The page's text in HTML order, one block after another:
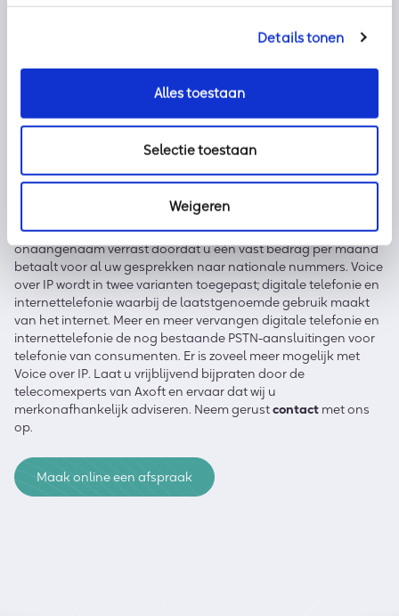
Details tonen
Alles toestaan
Selectie toestaan
Weigeren
internetverkeer. Dat beter bekend is als Voice over IP (VoIP) of
Axoft biedt met zakelijk internet van KPN een uiterst
betrouwbaar netwerk voor uw vaste telefonie en u kunt
eenvoudig extra opties activeren om uw abonnement uit te
Met de telefooncentrale in de cloud wijzigt u eenvoudig online
uw bereikbaarheidsinstellingen en u wordt nooit meer
onaangenaam verrast doordat u één vast bedrag per maand
betaalt voor al uw gesprekken naar nationale nummers. Voice
over IP wordt in twee varianten toegepast; digitale telefonie en
internettelefonie waarbij de laatstgenoemde gebruik maakt
van het internet. Meer en meer vervangen digitale telefonie en
internettelefonie de nog bestaande PSTN-aansluitingen voor
telefonie van consumenten. Er is zoveel meer mogelijk met
Voice over IP. Laat u vrijblijvend bijpraten door de
telecomexperts van Axoft en ervaar dat wij u
merkonafhankelijk adviseren. Neem gerustcontact met ons
op.
Maak online een afspraak